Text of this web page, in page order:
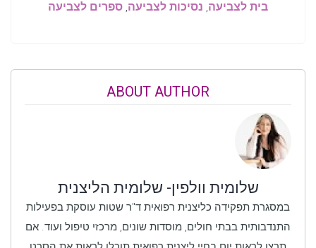
בית לצביעה, נסיכות לצביעה, ספרים לצביעה
ABOUT AUTHOR
שלומית וולפין- שלומית הליצנית
במסגרת תפקידה כליצנית רפואית ד"ר שטות עוסקת בפעילות
התנדבותית בבתי חולים, מוסדות שונים, מרכזי טיפול ועוד. אם